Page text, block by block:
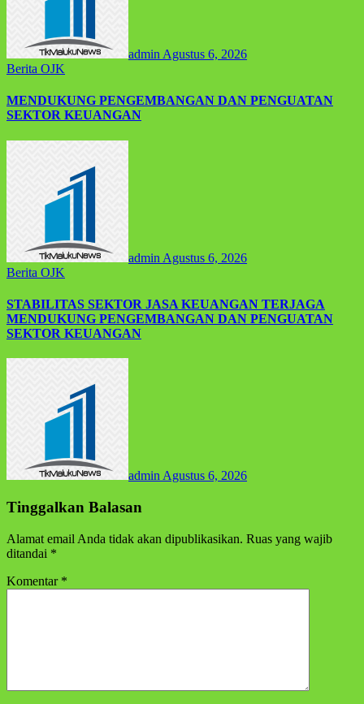
admin Agustus 6, 2026
Berita OJK
MENDUKUNG PENGEMBANGAN DAN PENGUATAN
SEKTOR KEUANGAN
admin Agustus 6, 2026
Berita OJK
STABILITAS SEKTOR JASA KEUANGAN TERJAGA
MENDUKUNG PENGEMBANGAN DAN PENGUATAN
SEKTOR KEUANGAN
admin Agustus 6, 2026
Tinggalkan Balasan
Alamat email Anda tidak akan dipublikasikan. Ruas yang wajib
ditandai *
Komentar *